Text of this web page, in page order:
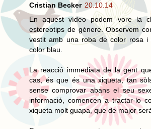
Cristian Becker 20.10.14
En aquest vídeo podem vore la
estereotips de gènere. Observem
vestit amb una roba de color rosa i
color blau.
La reacció immediata de la gent
cas, és que és una xiqueta, tan
sense comprovar abans el seu
informació, comencen a tractar-lo
xiqueta molt guapa, que de major